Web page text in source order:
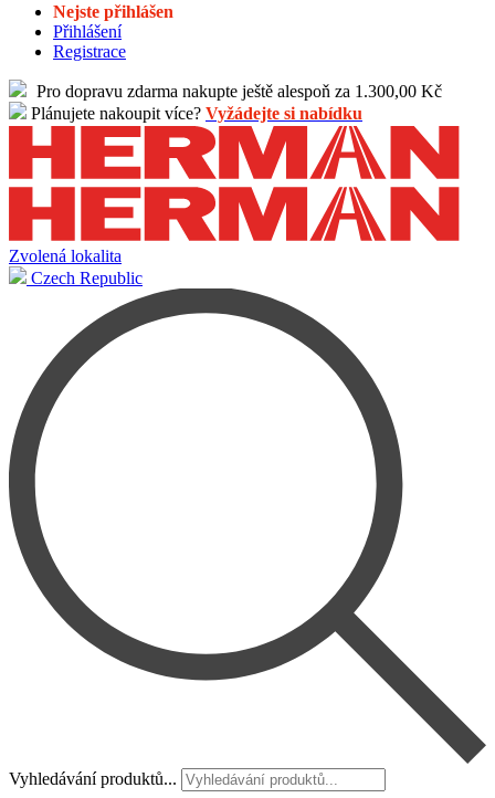
Nejste přihlášen
Přihlášení
Registrace
Pro dopravu zdarma nakupte ještě alespoň za 1.300,00 Kč
Plánujete nakoupit více? Vyžádejte si nabídku
Zvolená lokalita
Czech Republic
Vyhledávání produktů...